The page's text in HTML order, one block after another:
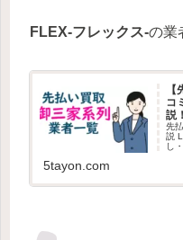
FLEX-フレックス-の業
コ
説！
先
説
し
を
5tayon.com